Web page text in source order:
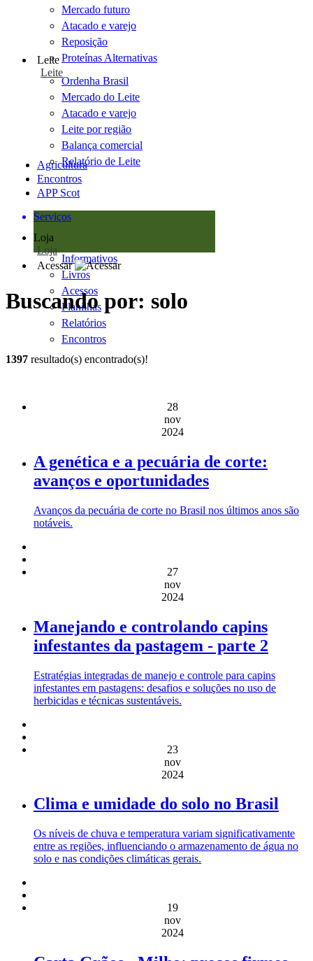
Mercado futuro
Atacado e varejo
Reposição
Proteínas Alternativas
Leite
Leite
Ordenha Brasil
Mercado do Leite
Atacado e varejo
Leite por região
Balança comercial
Relatório de Leite
Agricultura
Encontros
APP Scot
Serviços
Loja
Loja
Informativos
Livros
Acessos
Planilhas
Relatórios
Encontros
Acessar
Buscando por: solo
1397 resultado(s) encontrado(s)!
28
nov
2024
A genética e a pecuária de corte:
avanços e oportunidades
Avanços da pecuária de corte no Brasil nos últimos anos são
notáveis.
27
nov
2024
Manejando e controlando capins
infestantes da pastagem - parte 2
Estratégias integradas de manejo e controle para capins
infestantes em pastagens: desafios e soluções no uso de
herbicidas e técnicas sustentáveis.
23
nov
2024
Clima e umidade do solo no Brasil
Os níveis de chuva e temperatura variam significativamente
entre as regiões, influenciando o armazenamento de água no
solo e nas condições climáticas gerais.
19
nov
2024